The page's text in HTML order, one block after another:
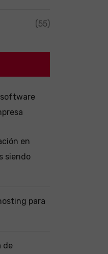
(55)
en
siendo
para
de